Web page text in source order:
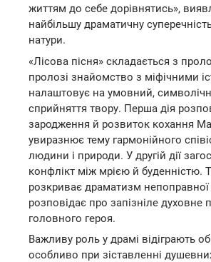
життям до себе дорівнятись»,
найбільшу драматичну
натури.
«Лісова пісня» складається з
пролозі знайомство з міфічними
налаштовує на умовний,
сприйняття твору. Перша дія
зародження й розвиток кохання
увиразнює тему гармонійного
людини і природи. У другій дії
конфлікт між мрією й буденністю.
розкриває драматизм непоправної
розповідає про запізніле духовне
головного героя.
Важливу роль у драмі відіграють
особливо при зіставленні